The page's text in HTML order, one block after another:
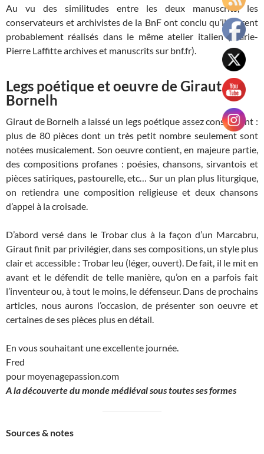
Au vu des similitudes entre les deux manuscrits, les
conservateurs et archivistes de la BnF ont conclu qu’ils furent
probablement réalisés dans le même atelier italien (Marie-
Pierre Laffitte archives et manuscrits sur bnf.fr).
Legs poétique et oeuvre de Giraut de
Bornelh
Giraut de Bornelh a laissé un legs poétique assez conséquent :
plus de 80 pièces dont un très petit nombre seulement sont
notées musicalement. Son oeuvre contient, en majeure partie,
des compositions profanes : poésies, chansons, sirvantois et
pièces satiriques, pastourelle, etc… Sur un plan plus liturgique,
on retiendra une composition religieuse et deux chansons
d’appel à la croisade.
D’abord versé dans le Trobar clus à la façon d’un Marcabru,
Giraut finit par privilégier, dans ses compositions, un style plus
clair et accessible : Trobar leu (léger, ouvert). De fait, il le mit en
avant et le défendit de telle manière, qu’on en a parfois fait
l’inventeur ou, à tout le moins, le défenseur. Dans de prochains
articles, nous aurons l’occasion, de présenter son oeuvre et
certaines de ses pièces plus en détail.
En vous souhaitant une excellente journée.
Fred
pour moyenagepassion.com
A la découverte du monde médiéval sous toutes ses formes
Sources & notes